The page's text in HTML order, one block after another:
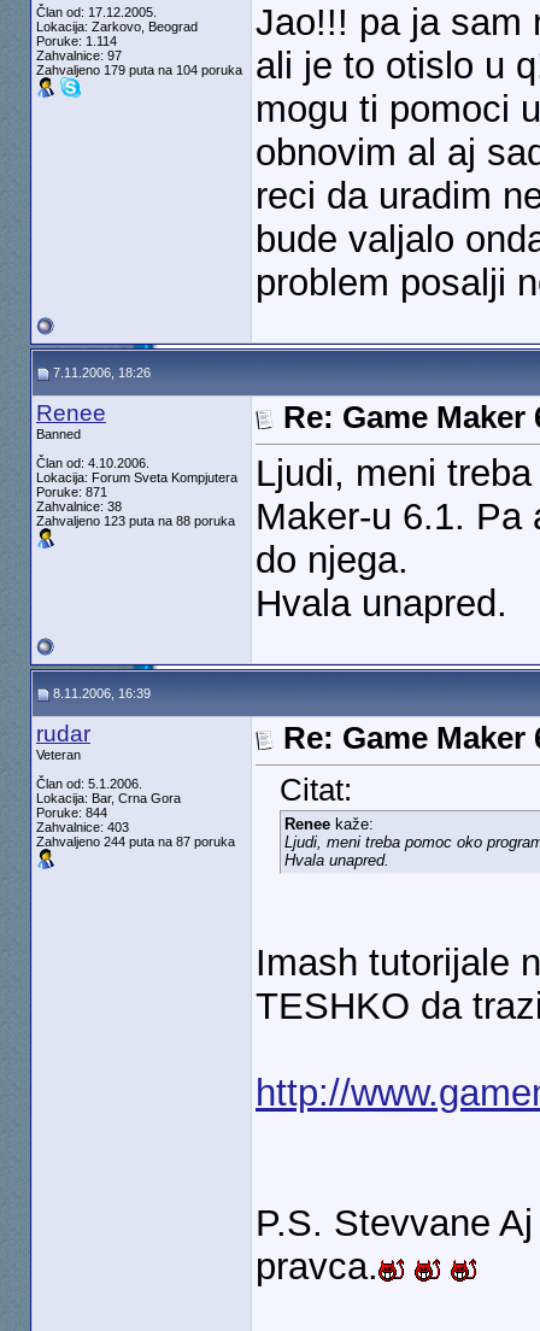
Član od: 17.12.2005.
Lokacija: Zarkovo, Beograd
Poruke: 1.114
Zahvalnice: 97
Zahvaljeno 179 puta na 104 poruka
Jao!!! pa ja sam
ali je to otislo u
mogu ti pomoci
obnovim al aj
reci da uradim
bude valjalo
problem posalji
7.11.2006, 18:26
Renee
Banned
Član od: 4.10.2006.
Lokacija: Forum Sveta Kompjutera
Poruke: 871
Zahvalnice: 38
Zahvaljeno 123 puta na 88 poruka
Re: Game Maker
Ljudi, meni
Maker-u 6.1. Pa
do njega.
Hvala unapred.
8.11.2006, 16:39
rudar
Veteran
Član od: 5.1.2006.
Lokacija: Bar, Crna Gora
Poruke: 844
Zahvalnice: 403
Zahvaljeno 244 puta na 87 poruka
Re: Game Maker
Citat:
Reneekaže:
Ljudi, meni treba pomoc oko
Hvala unapred.
Imash tutorijale
TESHKO da
http://
P.S. Stevvane
pravca.